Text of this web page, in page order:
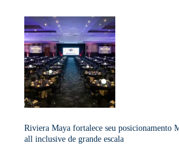
Riviera Maya fortalece seu posicionamento
all inclusive de grande escala